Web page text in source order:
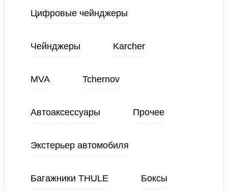
Цифровые чейнджеры
Чейнджеры Karcher
MVA Tchernov
Автоаксессуары Прочее
Экстерьер автомобиля
Багажники THULE Боксы